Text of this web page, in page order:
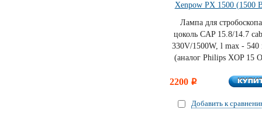
Xenpow PX 1500 (1500
Лампа для
цоколь CAP 15.8/14.7
330V/1500W, l max -
(аналог Philips XOP 15
2200 i
Добавить к